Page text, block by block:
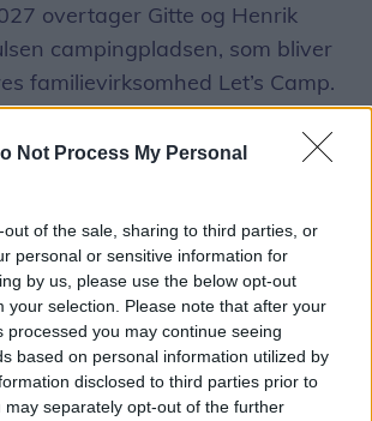
Not Process My Personal
out of the sale, sharing to third parties, or
personal or sensitive information for
by us, please use the below opt-out
your selection. Please note that after your
processed you may continue seeing
based on personal information utilized by
disclosed to third parties prior to
may separately opt-out of the further
overtager Gitte og Henrik
campingpladsen, som bliver
familievirksomhed Let’s Camp.
Christiansen overtog Thisted
maj 2006 og drev selv pladsen
ud, mens den de seneste
drevet af deres
at sælge.
Vis mere
Del artikel